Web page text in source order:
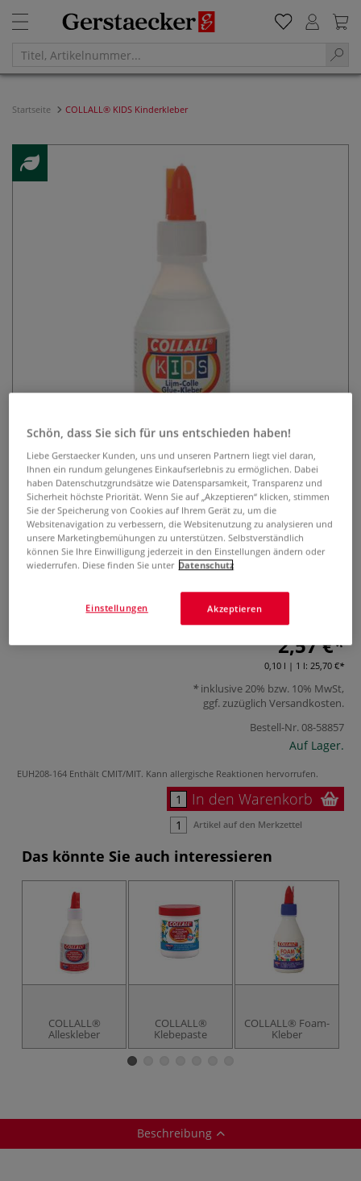
Startseite COLLALL® KIDS Kinderkleber
COLLALL® KIDS Kinderkleber
0 Bewertungen
COLLALL® KIDS Kinderkleber ist ideal zum Kleben von
Inhalt: 100 ml.
Mehr
2,57 €
0,10 l | 1 l: 25,70 €
inklusive 20% bzw. 10% MwSt,
ggf. zuzüglich Versandkosten.
Bestell-Nr.08-58857
Auf Lager.
EUH208-164 Enthält CMIT/MIT. Kann allergische Reaktionen hervorrufen.
In den Warenkorb
Artikel auf den Merkzettel
Das könnte Sie auch interessieren
COLLALL®
Alleskleber
COLLALL®
Klebepaste
COLLALL® Foam-
Kleber
Beschreibung
Schön, dass Sie sich für uns entschieden haben!
Liebe Gerstaecker Kunden, uns und unseren Partnern liegt viel daran,
Ihnen ein rundum gelungenes Einkaufserlebnis zu ermöglichen. Dabei
haben Datenschutzgrundsätze wie Datensparsamkeit, Transparenz und
Sicherheit höchste Priorität. Wenn Sie auf „Akzeptieren“ klicken, stimmen
Sie der Speicherung von Cookies auf Ihrem Gerät zu, um die
Websitenavigation zu verbessern, die Websitenutzung zu analysieren und
unsere Marketingbemühungen zu unterstützen. Selbstverständlich
können Sie Ihre Einwilligung jederzeit in den Einstellungen ändern oder
wiederrufen. Diese finden Sie unter Datenschutz
Akzeptieren
Einstellungen